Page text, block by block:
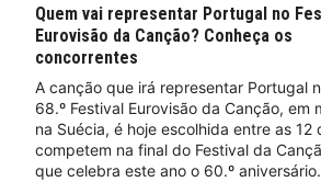
Quem vai representar Portugal no
Eurovisão da Canção? Conheça os
concorrentes
A canção que irá representar Portugal
68.º Festival Eurovisão da Canção, em
na Suécia, é hoje escolhida entre as 12
competem na final do Festival da
que celebra este ano o 60.º aniversário.